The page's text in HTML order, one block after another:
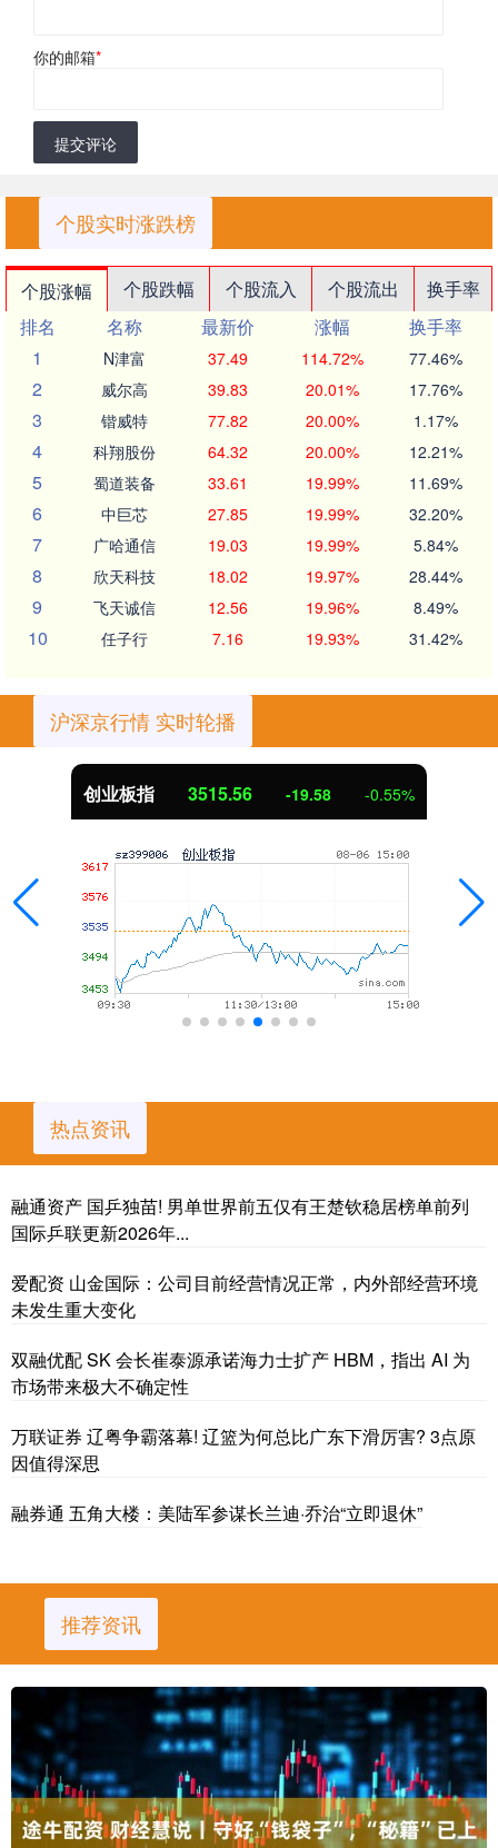
你的邮箱*
提交评论
个股实时涨跌榜
个股涨幅 个股跌幅 个股流入 个股流出
换手率
排名
名称 最新价 涨幅
换手率
1
N津富 37.49 114.72% 77.46%
2 威尔高 39.83 20.01% 17.76%
3 锴威特 77.82 20.00% 1.17%
4 科翔股份 64.32 20.00% 12.21%
5 蜀道装备 33.61 19.99% 11.69%
6 中巨芯 27.85 19.99% 32.20%
7 广哈通信 19.03 19.99% 5.84%
8 欣天科技 18.02 19.97% 28.44%
9 飞天诚信 12.56 19.96% 8.49%
10 任子行 7.16 19.93% 31.42%
沪深京行情 实时轮播
创业板指 3515.56 -19.58 -0.55%
热点资讯
融通资产 国乒独苗! 男单世界前五仅有王楚钦稳居榜单前列
国际乒联更新2026年...
爱配资 山金国际：公司目前经营情况正常，内外部经营环境
未发生重大变化
双融优配 SK 会长崔泰源承诺海力士扩产 HBM，指出 AI 为
市场带来极大不确定性
万联证券 辽粤争霸落幕! 辽篮为何总比广东下滑厉害? 3点原
因值得深思
融券通 五角大楼：美陆军参谋长兰迪·乔治“立即退休”
推荐资讯